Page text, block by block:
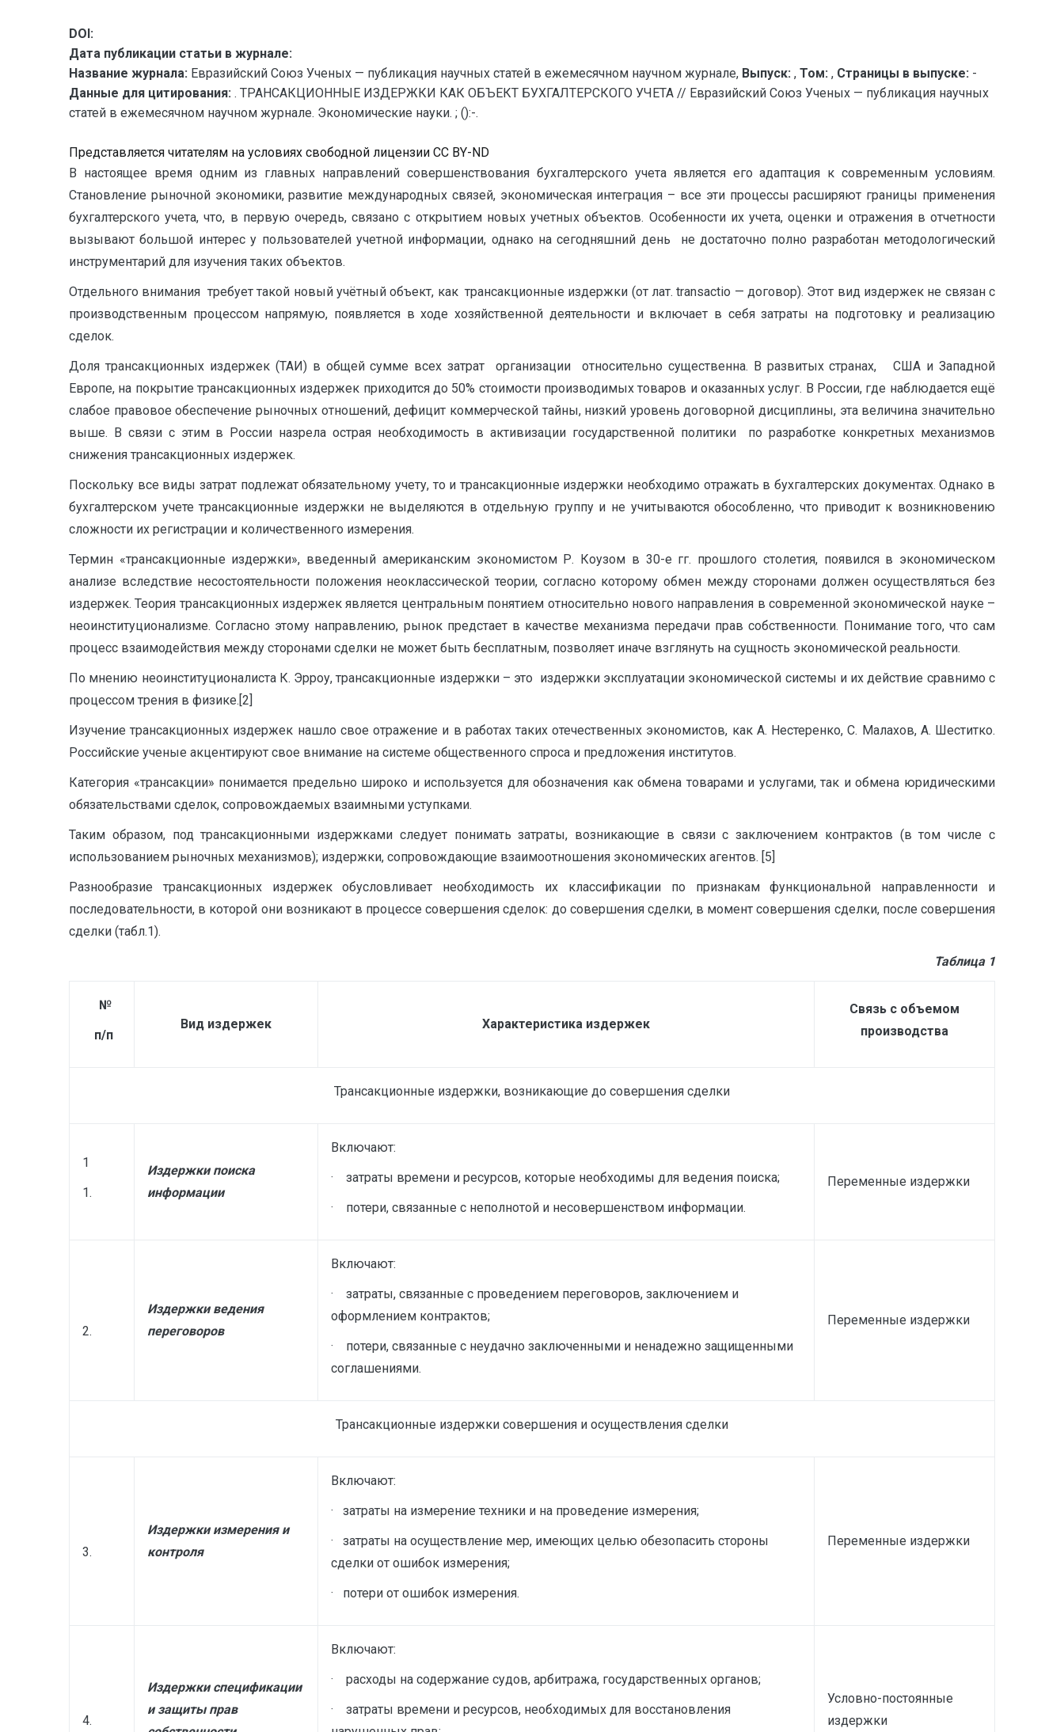
DOI:
Дата публикации статьи в журнале:
Название журнала: Евразийский Союз Ученых — публикация научных статей в ежемесячном научном журнале, Выпуск: , Том: , Страницы в выпуске: -
Данные для цитирования: . ТРАНСАКЦИОННЫЕ ИЗДЕРЖКИ КАК ОБЪЕКТ БУХГАЛТЕРСКОГО УЧЕТА // Евразийский Союз Ученых — публикация научных
статей в ежемесячном научном журнале. Экономические науки. ; ():-.
Представляется читателям на условиях свободной лицензии CC BY-ND
В настоящее время одним из главных направлений совершенствования бухгалтерского учета является его адаптация к современным условиям.
Становление рыночной экономики, развитие международных связей, экономическая интеграция – все эти процессы расширяют границы применения
бухгалтерского учета, что, в первую очередь, связано с открытием новых учетных объектов. Особенности их учета, оценки и отражения в отчетности
вызывают большой интерес у пользователей учетной информации, однако на сегодняшний день не достаточно полно разработан методологический
инструментарий для изучения таких объектов.
Отдельного внимания требует такой новый учётный объект, как трансакционные издержки (от лат. transactio — договор). Этот вид издержек не связан с
производственным процессом напрямую, появляется в ходе хозяйственной деятельности и включает в себя затраты на подготовку и реализацию
сделок.
Доля трансакционных издержек (ТАИ) в общей сумме всех затрат организации относительно существенна. В развитых странах, США и Западной
Европе, на покрытие трансакционных издержек приходится до 50% стоимости производимых товаров и оказанных услуг. В России, где наблюдается ещё
слабое правовое обеспечение рыночных отношений, дефицит коммерческой тайны, низкий уровень договорной дисциплины, эта величина значительно
выше. В связи с этим в России назрела острая необходимость в активизации государственной политики по разработке конкретных механизмов
снижения трансакционных издержек.
Поскольку все виды затрат подлежат обязательному учету, то и трансакционные издержки необходимо отражать в бухгалтерских документах. Однако в
бухгалтерском учете трансакционные издержки не выделяются в отдельную группу и не учитываются обособленно, что приводит к возникновению
сложности их регистрации и количественного измерения.
Термин «трансакционные издержки», введенный американским экономистом Р. Коузом в 30-е гг. прошлого столетия, появился в экономическом
анализе вследствие несостоятельности положения неоклассической теории, согласно которому обмен между сторонами должен осуществляться без
издержек. Теория трансакционных издержек является центральным понятием относительно нового направления в современной экономической науке –
неоинституционализме. Согласно этому направлению, рынок предстает в качестве механизма передачи прав собственности. Понимание того, что сам
процесс взаимодействия между сторонами сделки не может быть бесплатным, позволяет иначе взглянуть на сущность экономической реальности.
По мнению неоинституционалиста К. Эрроу, трансакционные издержки – это издержки эксплуатации экономической системы и их действие сравнимо с
процессом трения в физике.[2]
Изучение трансакционных издержек нашло свое отражение и в работах таких отечественных экономистов, как А. Нестеренко, С. Малахов, А. Шеститко.
Российские ученые акцентируют свое внимание на системе общественного спроса и предложения институтов.
Категория «трансакции» понимается предельно широко и используется для обозначения как обмена товарами и услугами, так и обмена юридическими
обязательствами сделок, сопровождаемых взаимными уступками.
Таким образом, под трансакционными издержками следует понимать затраты, возникающие в связи с заключением контрактов (в том числе с
использованием рыночных механизмов); издержки, сопровождающие взаимоотношения экономических агентов. [5]
Разнообразие трансакционных издержек обусловливает необходимость их классификации по признакам функциональной направленности и
последовательности, в которой они возникают в процессе совершения сделок: до совершения сделки, в момент совершения сделки, после совершения
сделки (табл.1).
Таблица 1
№
п/п
Вид издержек Характеристика издержек
Связь с объемом
производства
Трансакционные издержки, возникающие до совершения сделки
1
1.
Издержки поиска
информации
Включают:
· затраты времени и ресурсов, которые необходимы для ведения поиска;
· потери, связанные с неполнотой и несовершенством информации.
Переменные издержки
2.
Издержки ведения
переговоров
Включают:
· затраты, связанные с проведением переговоров, заключением и
оформлением контрактов;
· потери, связанные с неудачно заключенными и ненадежно защищенными
соглашениями.
Переменные издержки
Трансакционные издержки совершения и осуществления сделки
3.
Издержки измерения и
контроля
Включают:
· затраты на измерение техники и на проведение измерения;
· затраты на осуществление мер, имеющих целью обезопасить стороны
сделки от ошибок измерения;
· потери от ошибок измерения.
Переменные издержки
4.
Издержки спецификации
и защиты прав
Включают:
· расходы на содержание судов, арбитража, государственных органов;
· затраты времени и ресурсов, необходимых для восстановления
Условно-постоянные
издержки